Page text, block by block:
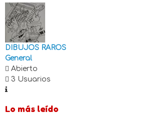
DIBUJOS RAROS
General
Abierto
3 Usuarios
Lo más leído